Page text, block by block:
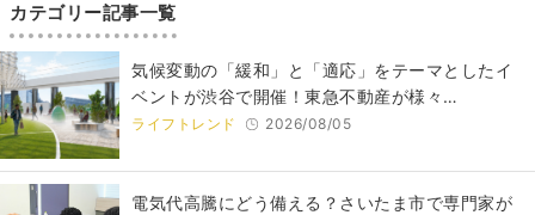
カテゴリー記事一覧
気候変動の「緩和」と「適応」をテーマとしたイ
ベントが渋谷で開催！東急不動産が様々…
ライフトレンド 2026/08/05
電気代高騰にどう備える？さいたま市で専門家が